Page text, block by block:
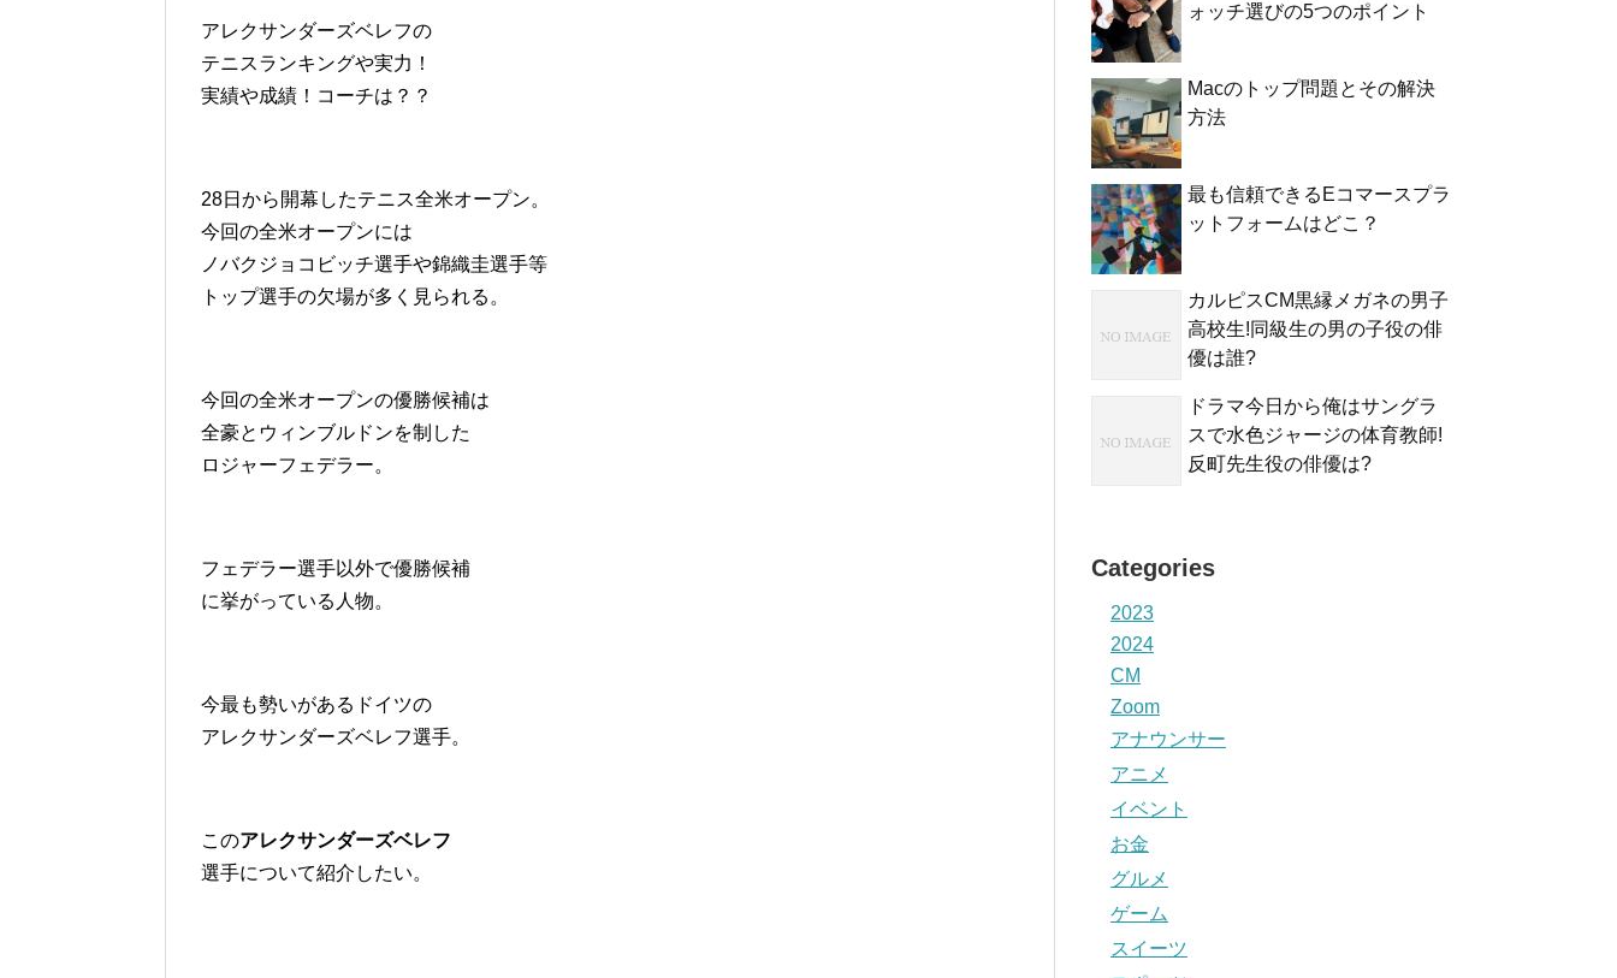
アレクサンダーズベレフの
テニスランキングや実力！
実績や成績！コーチは？？
28日から開幕したテニス全米オープン。
今回の全米オープンには
ノバクジョコビッチ選手や錦織圭選手等
トップ選手の欠場が多く見られる。
今回の全米オープンの優勝候補は
全豪とウィンブルドンを制した
ロジャーフェデラー。
フェデラー選手以外で優勝候補
に挙がっている人物。
今最も勢いがあるドイツの
アレクサンダーズベレフ選手。
このアレクサンダーズベレフ
選手について紹介したい。
ォッチ選びの5つのポイント
Macのトップ問題とその解決
方法
最も信頼できるEコマースプラ
ットフォームはどこ？
カルピスCM黒縁メガネの男子
高校生!同級生の男の子役の俳
優は誰?
ドラマ今日から俺はサングラ
スで水色ジャージの体育教師!
反町先生役の俳優は?
Categories
2023
2024
CM
Zoom
アナウンサー
アニメ
イベント
お金
グルメ
ゲーム
スイーツ